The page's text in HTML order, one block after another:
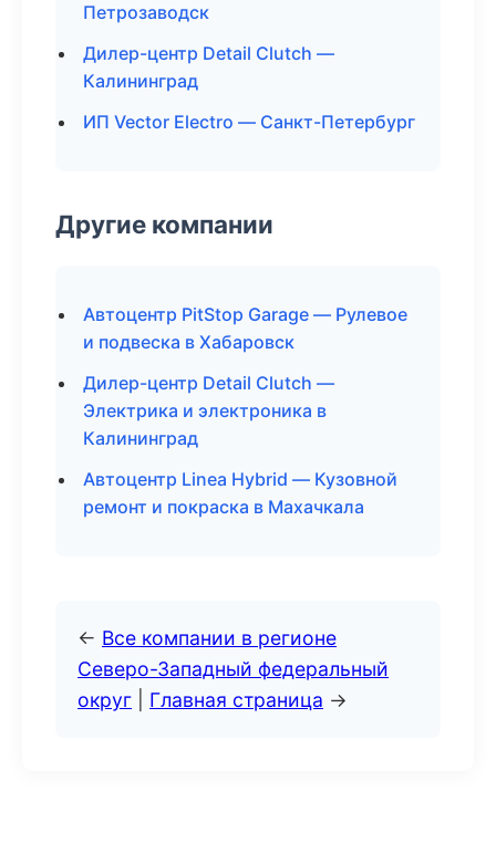
Петрозаводск
Дилер-центр Detail Clutch —
Калининград
ИП Vector Electro — Санкт-Петербург
Другие компании
Автоцентр PitStop Garage — Рулевое
и подвеска в Хабаровск
Дилер-центр Detail Clutch —
Электрика и электроника в
Калининград
Автоцентр Linea Hybrid — Кузовной
ремонт и покраска в Махачкала
← Все компании в регионе
Северо-Западный федеральный
округ
Главная страница →